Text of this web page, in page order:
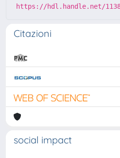
https://hdl.handle.net/
Citazioni
social impact